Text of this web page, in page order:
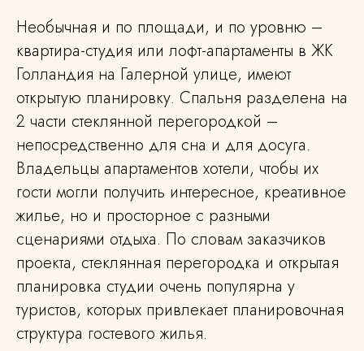
Необычная и по площади, и по уровню –
квартира-студия или лофт-апартаменты в ЖК
Голландия на Галерной улице, имеют
открытую планировку. Спальня разделена на
2 части стеклянной перегородкой –
непосредственно для сна и для досуга.
Владельцы апартаментов хотели, чтобы их
гости могли получить интересное, креативное
жилье, но и просторное с разными
сценариями отдыха. По словам заказчиков
проекта, стеклянная перегородка и открытая
планировка студии очень популярна у
туристов, которых привлекает планировочная
структура гостевого жилья.
Студия дизайна интерьера
Павла Лаврентьева
Адрес:
Санкт-Петербург,
пер. Офицерский д. 4
График работы: с 10:00 до 18:00,
понедельник–пятница, воскресенье.
Суббота — выходной.
+7 931 291-37-51
ИП Лаврентьев Павел Андреевич
ИНН 780625317481